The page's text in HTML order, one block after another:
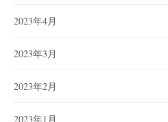
2023年4月
2023年3月
2023年2月
2023年1月